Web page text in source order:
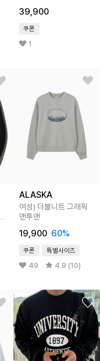
39,900
쿠폰
1
ALASKA
여성) 더블니트 그래픽
맨투맨
19,900 60%
쿠폰 특별사이즈
49 4.9 (10)